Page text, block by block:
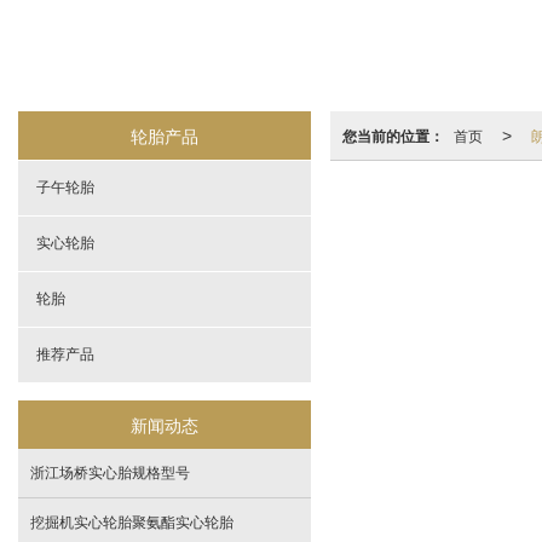
您当前的位置： 首页 >
轮胎产品
子午轮胎
实心轮胎
轮胎
推荐产品
新闻动态
浙江场桥实心胎规格型号
挖掘机实心轮胎聚氨酯实心轮胎